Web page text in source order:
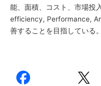
能、面積、コスト、市場投
efficiency, Performance,
善することを目指している。